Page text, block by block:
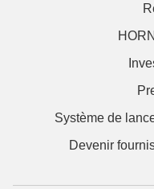
Système de
Devenir